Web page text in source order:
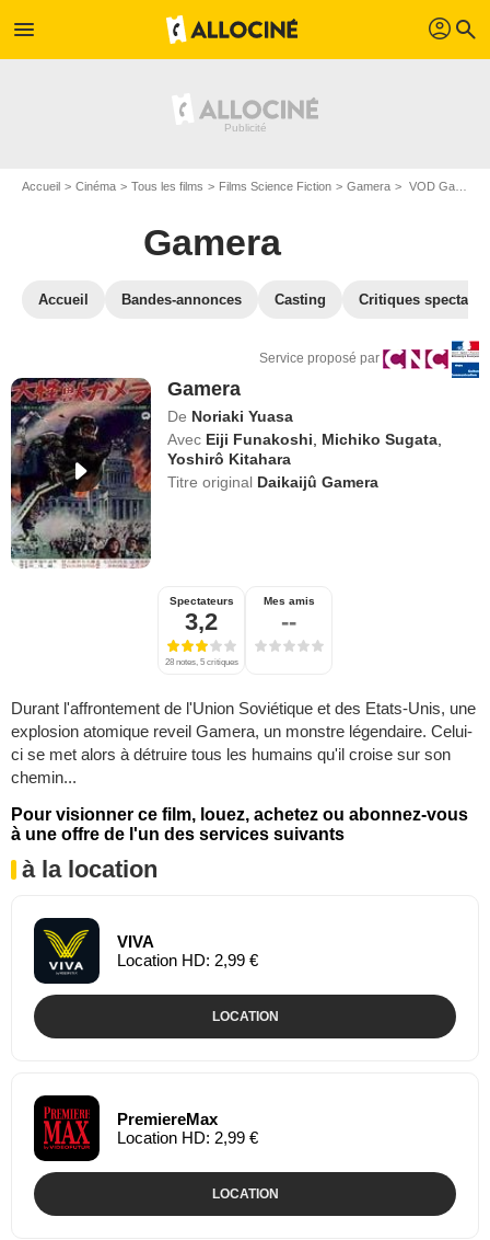
menu profil search
Accueil Cinéma Tous les films Films Science Fiction Gamera VOD Gamera
Gamera
Accueil Bandes-annonces Casting Critiques
Service proposé par
Gamera
De Noriaki Yuasa
Avec Eiji Funakoshi Michiko Sugata
Yoshirô Kitahara
Titre original Daikaijû Gamera
Spectateurs
3,2
28 notes, 5 critiques
Mes amis
--
Durant l'affrontement de l'Union Soviétique et des Etats-Unis, une
explosion atomique reveil Gamera, un monstre légendaire. Celui-
ci se met alors à détruire tous les humains qu'il croise sur son
chemin...
Pour visionner ce film, louez, achetez ou abonnez-vous
à une offre de l'un des services suivants
à la location
VIVA
Location HD: 2,99 €
LOCATION
PremiereMax
Location HD: 2,99 €
LOCATION